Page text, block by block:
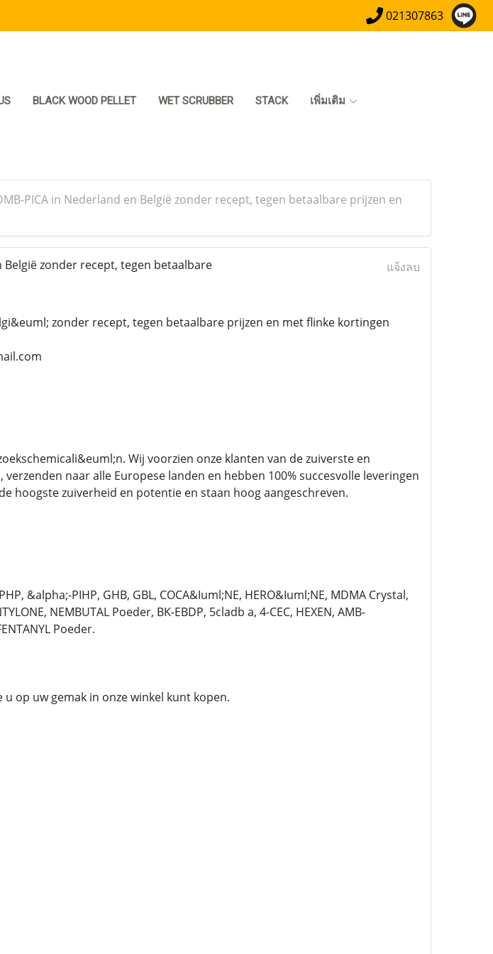
021307863
BLACK WOOD PELLET WET SCRUBBER STACK เพิ่มเติม
PICA in Nederland en België zonder recept, tegen betaalbare prijzen en
België zonder recept, tegen betaalbare
แจ้งลบ
zonder recept, tegen betaalbare prijzen en met flinke kortingen
Wij voorzien onze klanten van de zuiverste en
naar alle Europese landen en hebben 100% succesvolle leveringen
hoogste zuiverheid en potentie en staan hoog aangeschreven.
&alpha;-PIHP, GHB, GBL, COCA&Iuml;NE, HERO&Iuml;NE, MDMA Crystal,
NEMBUTAL Poeder, BK-EBDP, 5cladb a, 4-CEC, HEXEN, AMB-
Poeder.
op uw gemak in onze winkel kunt kopen.